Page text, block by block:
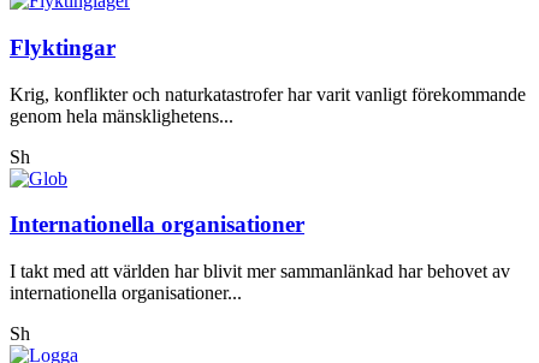
Flyktingar
Krig, konflikter och naturkatastrofer har varit vanligt förekommande
genom hela mänsklighetens...
Sh
Internationella organisationer
I takt med att världen har blivit mer sammanlänkad har behovet av
internationella organisationer...
Sh